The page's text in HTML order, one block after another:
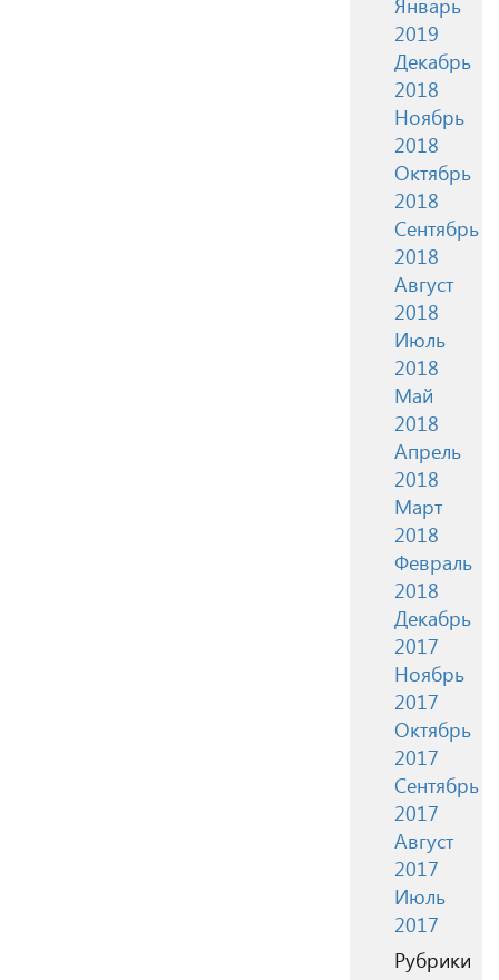
2019
Декабрь
2018
Ноябрь
2018
Октябрь
2018
Сентябрь
2018
Август
2018
Июль
2018
Май
2018
Апрель
2018
Март
2018
Февраль
2018
Декабрь
2017
Ноябрь
2017
Октябрь
2017
Сентябрь
2017
Август
2017
Июль
2017
Рубрики